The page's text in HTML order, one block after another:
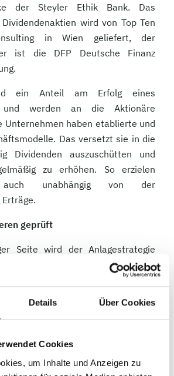
Details Über Cookies
Cookies
um Inhalte und Anzeigen zu
der Steyler Ethik Bank. Das
wird von Top Ten
in Wien geliefert, der
ist die DFP Deutsche Finanz
ein Anteil am Erfolg eines
und werden an die Aktionäre
Unternehmen haben etablierte und
Das versetzt sie in die
Dividenden auszuschütten und
zu erhöhen. So erzielen
auch unabhängig von der
geprüft
Seite wird der Anlagestrategie
eine hohe Qualität bescheinigt: Die
hat in diesem Sommer das
Umweltzeichen erhalten. Die
sich nach nachhaltigen
werden kann, bedarf
oder finanzierte